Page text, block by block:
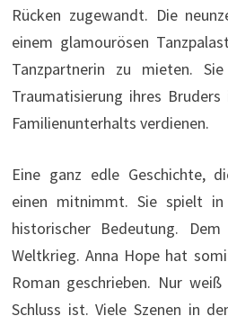
Rücken zugewandt. Die
einem glamourösen
Tanzpartnerin zu mieten.
Traumatisierung ihres
Familienunterhalts verdienen.
Eine ganz edle Geschichte,
einen mitnimmt. Sie spielt
historischer Bedeutung.
Weltkrieg. Anna Hope hat
Roman geschrieben. Nur
Schluss ist. Viele Szenen in